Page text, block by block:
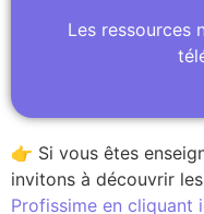
Les ressources
👉 Si vous êtes
invitons à découvrir les
Profissime en cliquant